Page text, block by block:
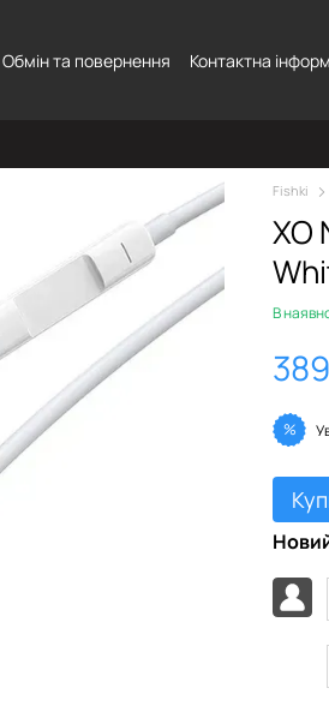
Обмін та повернення Контактна
Fishki
XO
В
%